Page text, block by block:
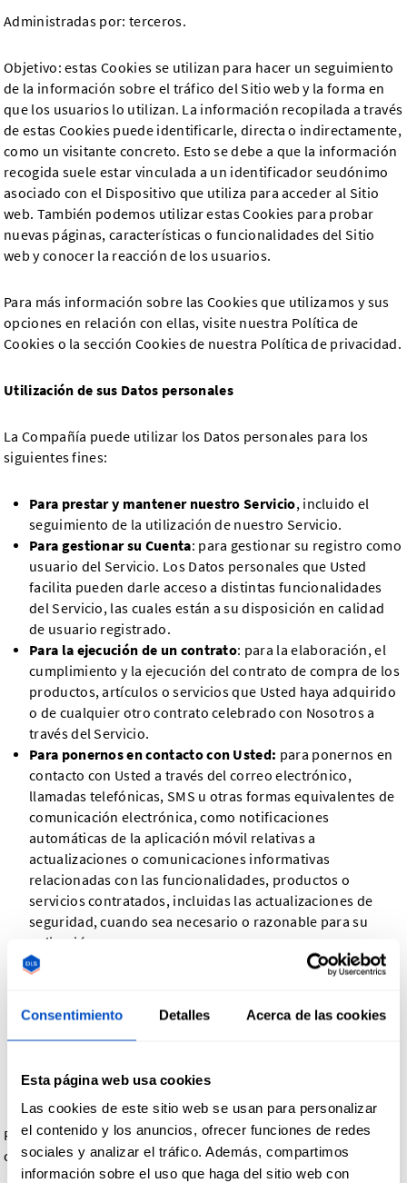
Consentimiento Detalles Acerca de las cookies
Esta página web usa cookies
Las cookies de este sitio web se usan para personalizar
el contenido y los anuncios, ofrecer funciones de redes
sociales y analizar el tráfico. Además, compartimos
información sobre el uso que haga del sitio web con
Administradas por: terceros.
Objetivo: estas Cookies se utilizan para hacer un seguimiento
de la información sobre el tráfico del Sitio web y la forma en
que los usuarios lo utilizan. La información recopilada a través
de estas Cookies puede identificarle, directa o indirectamente,
como un visitante concreto. Esto se debe a que la información
recogida suele estar vinculada a un identificador seudónimo
asociado con el Dispositivo que utiliza para acceder al Sitio
web. También podemos utilizar estas Cookies para probar
nuevas páginas, características o funcionalidades del Sitio
web y conocer la reacción de los usuarios.
Para más información sobre las Cookies que utilizamos y sus
opciones en relación con ellas, visite nuestra Política de
Cookies o la sección Cookies de nuestra Política de privacidad.
Utilización de sus Datos personales
La Compañía puede utilizar los Datos personales para los
siguientes fines:
Para prestar y mantener nuestro Servicio, incluido el
seguimiento de la utilización de nuestro Servicio.
Para gestionar su Cuenta: para gestionar su registro como
usuario del Servicio. Los Datos personales que Usted
facilita pueden darle acceso a distintas funcionalidades
del Servicio, las cuales están a su disposición en calidad
de usuario registrado.
Para la ejecución de un contrato: para la elaboración, el
cumplimiento y la ejecución del contrato de compra de los
productos, artículos o servicios que Usted haya adquirido
o de cualquier otro contrato celebrado con Nosotros a
través del Servicio.
Para ponernos en contacto con Usted: para ponernos en
contacto con Usted a través del correo electrónico,
llamadas telefónicas, SMS u otras formas equivalentes de
comunicación electrónica, como notificaciones
automáticas de la aplicación móvil relativas a
actualizaciones o comunicaciones informativas
relacionadas con las funcionalidades, productos o
servicios contratados, incluidas las actualizaciones de
seguridad, cuando sea necesario o razonable para su
aplicación.
Para ofrecerle
noticias, ofertas especiales e información
ofrecemos y que son similares a los que ya ha adquirido o
consultado, salvo que haya optado por no recibir dicha
información.
las peticiones que nos formule.
Podemos compartir su información personal en los siguientes
casos: